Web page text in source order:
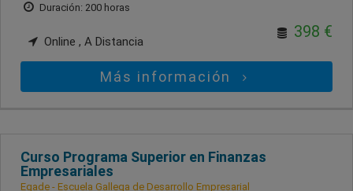
Duración: 200 horas
Online , A Distancia
398 €
Más información
Curso Programa Superior en Finanzas
Empresariales
Egade - Escuela Gallega de Desarrollo Empresarial